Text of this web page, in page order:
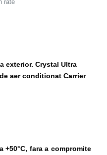
rate
exterior. Crystal Ultra
aer conditionat Carrier
fara a compromite